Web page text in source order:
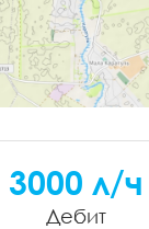
3000 л/ч
Дебит